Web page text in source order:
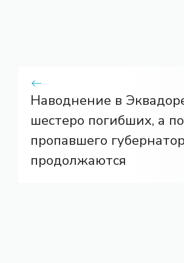
Наводнение в
шестеро погибших, а
пропавшего
продолжаются